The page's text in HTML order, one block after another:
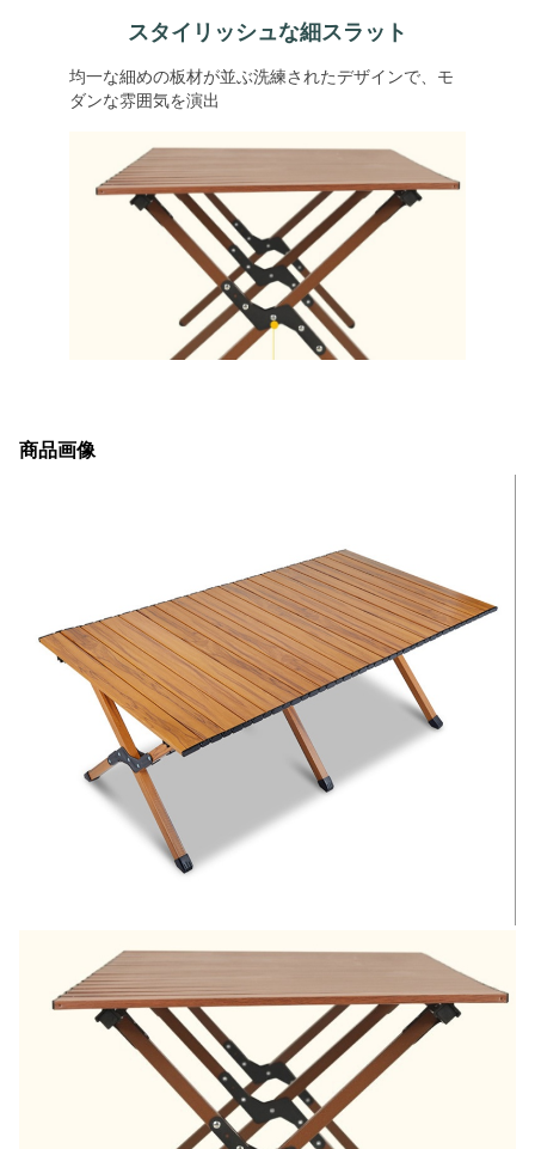
スタイリッシュな細スラット
均一な細めの板材が並ぶ洗練されたデザインで、モ
ダンな雰囲気を演出
商品画像